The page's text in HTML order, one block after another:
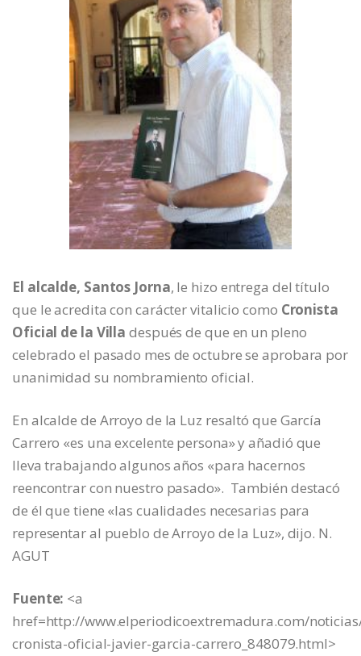
El alcalde, Santos Jorna, le hizo entrega del título
que le acredita con carácter vitalicio como Cronista
Oficial de la Villa después de que en un pleno
celebrado el pasado mes de octubre se aprobara por
unanimidad su nombramiento oficial.
En alcalde de Arroyo de la Luz resaltó que García
Carrero «es una excelente persona» y añadió que
lleva trabajando algunos años «para hacernos
reencontrar con nuestro pasado». También destacó
de él que tiene «las cualidades necesarias para
representar al pueblo de Arroyo de la Luz», dijo. N.
AGUT
Fuente: <a
href=http://www.elperiodicoextremadura.com/
cronista-oficial-javier-garcia-carrero_848079.html>